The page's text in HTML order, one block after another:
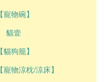
【寵物碗】
貓壹
【貓狗籠】
【寵物涼枕/涼床】